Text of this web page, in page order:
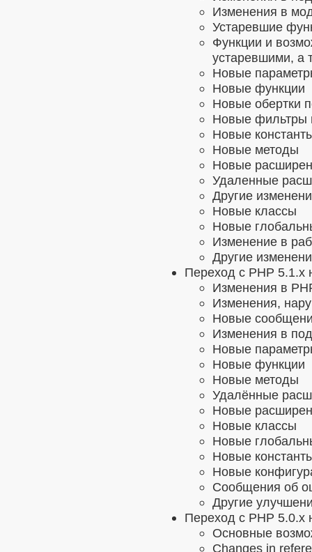
Изменения в
Устаревшие
Функции и
устаревшими, а
Новые
Новые функции
Новые обертки
Новые фильтры
Новые
Новые методы
Новые
Удаленные
Другие
Новые классы
Новые
Изменение в
Другие
Переход с PHP 5.1.x
Изменения в
Изменения,
Новые
Изменения в
Новые
Новые функции
Новые методы
Удалённые
Новые
Новые классы
Новые
Новые
Новые
Сообщения об
Другие
Переход с PHP 5.0.x
Основные
Changes in